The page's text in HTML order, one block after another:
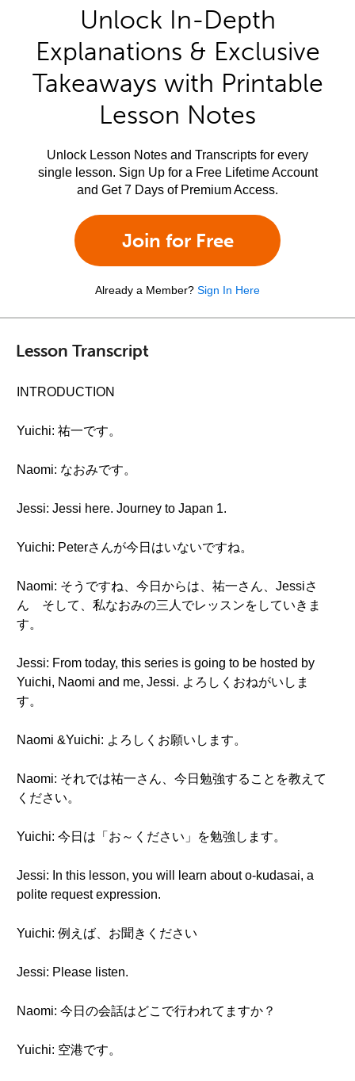
Unlock In-Depth
Explanations & Exclusive
Takeaways with Printable
Lesson Notes
Unlock Lesson Notes and Transcripts for every
single lesson. Sign Up for a Free Lifetime Account
and Get 7 Days of Premium Access.
Join for Free
Already a Member? Sign In Here
Lesson Transcript
INTRODUCTION
Yuichi: 祐一です。
Naomi: なおみです。
Jessi: Jessi here. Journey to Japan 1.
Yuichi: Peterさんが今日はいないですね。
Naomi: そうですね、今日からは、祐一さん、Jessiさ
ん そして、私なおみの三人でレッスンをしていきま
す。
Jessi: From today, this series is going to be hosted by
Yuichi, Naomi and me, Jessi. よろしくおねがいしま
す。
Naomi &Yuichi: よろしくお願いします。
Naomi: それでは祐一さん、今日勉強することを教えて
ください。
Yuichi: 今日は「お～ください」を勉強します。
Jessi: In this lesson, you will learn about o-kudasai, a
polite request expression.
Yuichi: 例えば、お聞きください
Jessi: Please listen.
Naomi: 今日の会話はどこで行われてますか？
Yuichi: 空港です。